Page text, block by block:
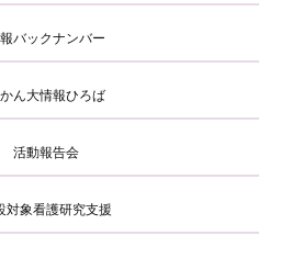
バックナンバー
ん大情報ひろば
活動報告会
対象看護研究支援